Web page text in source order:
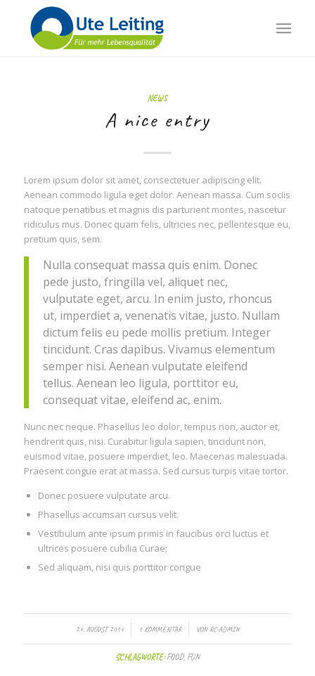
NEWS
A nice entry
Lorem ipsum dolor sit amet, consectetuer adipiscing elit.
Aenean commodo ligula eget dolor. Aenean massa. Cum sociis
natoque penatibus et magnis dis parturient montes, nascetur
ridiculus mus. Donec quam felis, ultricies nec, pellentesque eu,
pretium quis, sem.
Nulla consequat massa quis enim. Donec
pede justo, fringilla vel, aliquet nec,
vulputate eget, arcu. In enim justo, rhoncus
ut, imperdiet a, venenatis vitae, justo. Nullam
dictum felis eu pede mollis pretium. Integer
tincidunt. Cras dapibus. Vivamus elementum
semper nisi. Aenean vulputate eleifend
tellus. Aenean leo ligula, porttitor eu,
consequat vitae, eleifend ac, enim.
Nunc nec neque. Phasellus leo dolor, tempus non, auctor et,
hendrerit quis, nisi. Curabitur ligula sapien, tincidunt non,
euismod vitae, posuere imperdiet, leo. Maecenas malesuada.
Praesent congue erat at massa. Sed cursus turpis vitae tortor.
Donec posuere vulputate arcu.
Phasellus accumsan cursus velit.
Vestibulum ante ipsum primis in faucibus orci luctus et
ultrices posuere cubilia Curae;
Sed aliquam, nisi quis porttitor congue
24. AUGUST 2014
/ 1 KOMMENTAR
/ VON RC-ADMIN
SCHLAGWORTE: FOOD, FUN